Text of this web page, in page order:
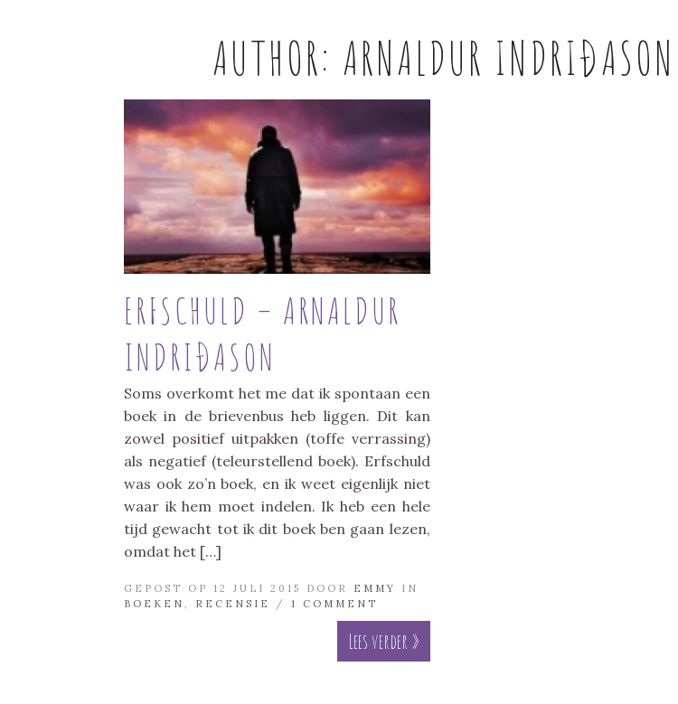
AUTHOR: ARNALDUR INDRIÐASON
ERFSCHULD – ARNALDUR
INDRIÐASON
Soms overkomt het me dat ik spontaan een
boek in de brievenbus heb liggen. Dit kan
zowel positief uitpakken (toffe verrassing)
als negatief (teleurstellend boek). Erfschuld
was ook zo’n boek, en ik weet eigenlijk niet
waar ik hem moet indelen. Ik heb een hele
tijd gewacht tot ik dit boek ben gaan lezen,
omdat het […]
GEPOST OP 12 JULI 2015 DOOR EMMY
IN
BOEKEN , RECENSIE / 1 COMMENT
Lees verder »